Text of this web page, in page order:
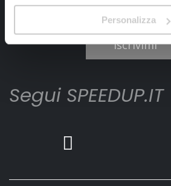
Personalizza
Ho letto e accettato il documento
Iscrivimi
Segui SPEEDUP.IT